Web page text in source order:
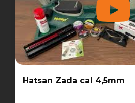
Hatsan Zada cal 4,5mm